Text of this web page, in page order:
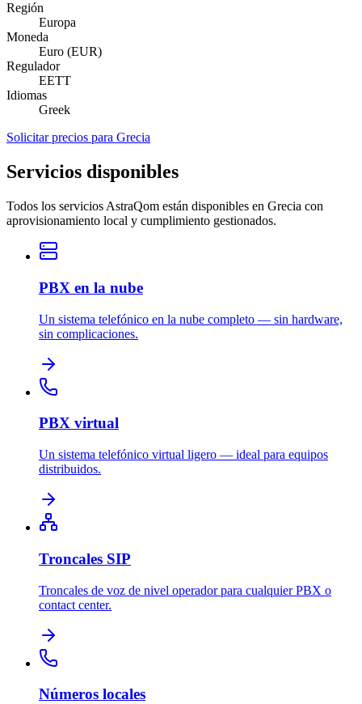
Región
Europa
Moneda
Euro (EUR)
Regulador
EETT
Idiomas
Greek
Solicitar precios para Grecia
Servicios disponibles
Todos los servicios AstraQom están disponibles en Grecia con
aprovisionamiento local y cumplimiento gestionados.
PBX en la nube
Un sistema telefónico en la nube completo — sin hardware,
sin complicaciones.
PBX virtual
Un sistema telefónico virtual ligero — ideal para equipos
distribuidos.
Troncales SIP
Troncales de voz de nivel operador para cualquier PBX o
contact center.
Números locales